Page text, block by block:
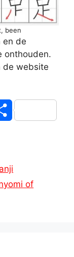
been
en de
onthouden.
de website
D
e
of